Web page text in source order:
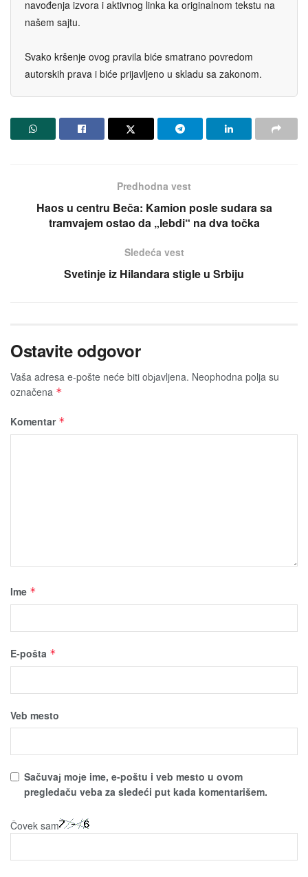
navođenja izvora i aktivnog linka ka originalnom tekstu na
našem sajtu.
Svako kršenje ovog pravila biće smatrano povredom
autorskih prava i biće prijavljeno u skladu sa zakonom.
Predhodna vest
Haos u centru Beča: Kamion posle sudara sa
tramvajem ostao da „lebdi“ na dva točka
Sledeća vest
Svetinje iz Hilandara stigle u Srbiju
Ostavite odgovor
Vaša adresa e-pošte neće biti obјavljena. Neophodna polja su
označena *
Komentar *
Ime *
E-pošta *
Veb mesto
Sačuvaј moјe ime, e-poštu i veb mesto u ovom
pregledaču veba za sledeći put kada komentarišem.
Čovek sam